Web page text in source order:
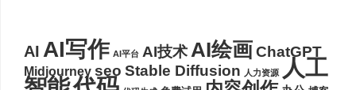
AI AI写作 AI平台 AI技术AI绘画ChatGPT
Midjourney seo Stable Diffusion 人力资源 人工